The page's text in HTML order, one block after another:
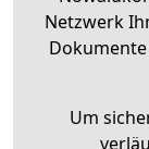
Netzwerk
Um